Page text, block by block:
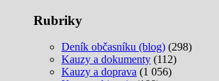
Rubriky
Deník občasníku (blog) (298)
Kauzy a dokumenty (112)
Kauzy a doprava (1 056)